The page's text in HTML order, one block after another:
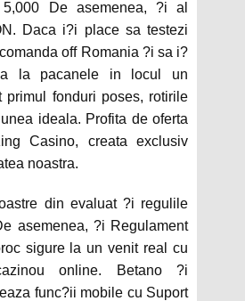
De asemenea, ?i al
Daca i?i place sa testezi
off Romania ?i sa i?
la pacanele in locul un
primul fonduri poses, rotirile
ideala. Profita de oferta
Casino, creata exclusiv
noastra.
din evaluat ?i regulile
asemenea, ?i Regulament
sigure la un venit real cu
online. Betano ?i
func?ii mobile cu Suport